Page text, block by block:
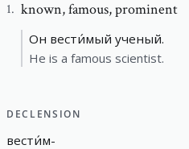
1. known,famous, prominent
Он вести́мый ученый.
He is a famous scientist.
DECLENSION
вести́м-